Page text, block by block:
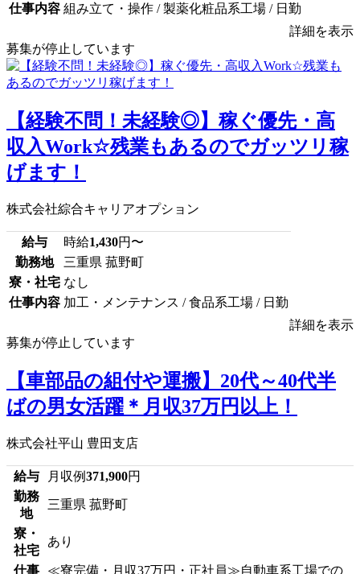
仕事内容 組み立て・操作 / 製薬化粧品系工場 / 日勤
詳細を表示
募集が停止しています
【経験不問！未経験◎】稼ぐ優先・高
収入Work☆残業もあるのでガッツリ稼
げます！
株式会社綜合キャリアオプション
給与 時給1,430円〜
勤務地
三重県 菰野町
寮・社宅 なし
仕事内容 加工・メンテナンス / 食品系工場 / 日勤
詳細を表示
募集が停止しています
【車部品の組付や運搬】20代～40代半
ばの男女活躍＊月収37万円以上！
株式会社平山 豊田支店
給与 月収例371,900円
勤務
地
三重県 菰野町
寮・
社宅
あり
仕事
≪寮完備・月収37万円・正社員≫自動車系工場での